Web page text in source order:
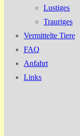
Lustiges
Trauriges
Vermittelte Tiere
FAQ
Anfahrt
Links